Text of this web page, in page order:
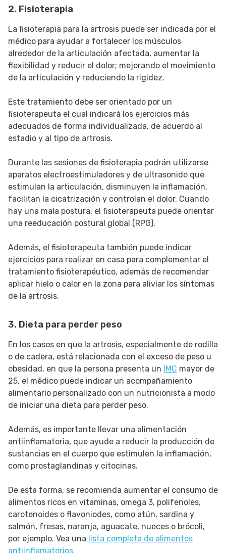
2. Fisioterapia
La fisioterapia para la artrosis puede ser indicada por el
médico para ayudar a fortalecer los músculos
alrededor de la articulación afectada, aumentar la
flexibilidad y reducir el dolor; mejorando el movimiento
de la articulación y reduciendo la rigidez.
Este tratamiento debe ser orientado por un
fisioterapeuta el cual indicará los ejercicios más
adecuados de forma individualizada, de acuerdo al
estadio y al tipo de artrosis.
Durante las sesiones de fisioterapia podrán utilizarse
aparatos electroestimuladores y de ultrasonido que
estimulan la articulación, disminuyen la inflamación,
facilitan la cicatrización y controlan el dolor. Cuando
hay una mala postura, el fisioterapeuta puede orientar
una reeducación postural global (RPG).
Además, el fisioterapeuta también puede indicar
ejercicios para realizar en casa para complementar el
tratamiento fisioterapéutico, además de recomendar
aplicar hielo o calor en la zona para aliviar los síntomas
de la artrosis.
3. Dieta para perder peso
En los casos en que la artrosis, especialmente de rodilla
o de cadera, está relacionada con el exceso de peso u
obesidad, en que la persona presenta un IMC mayor de
25, el médico puede indicar un acompañamiento
alimentario personalizado con un nutricionista a modo
de iniciar una dieta para perder peso.
Además, es importante llevar una alimentación
antiinflamatoria, que ayude a reducir la producción de
sustancias en el cuerpo que estimulen la inflamación,
como prostaglandinas y citocinas.
De esta forma, se recomienda aumentar el consumo de
alimentos ricos en vitaminas, omega 3, polifenoles,
carotenoides o flavoniodes, como atún, sardina y
salmón, fresas, naranja, aguacate, nueces o brócoli,
por ejemplo. Vea una lista completa de alimentos
antiinflamatorios.